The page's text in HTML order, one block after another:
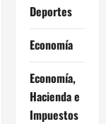
Deportes
Economía
Economía,
Hacienda e
Impuestos